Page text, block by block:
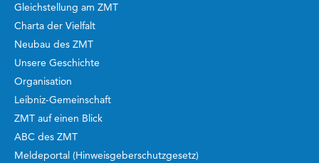
Gleichstellung am ZMT
Charta der Vielfalt
Neubau des ZMT
Unsere Geschichte
Organisation
Leibniz-Gemeinschaft
ZMT auf einen Blick
ABC des ZMT
Meldeportal (Hinweisgeberschutzgesetz)